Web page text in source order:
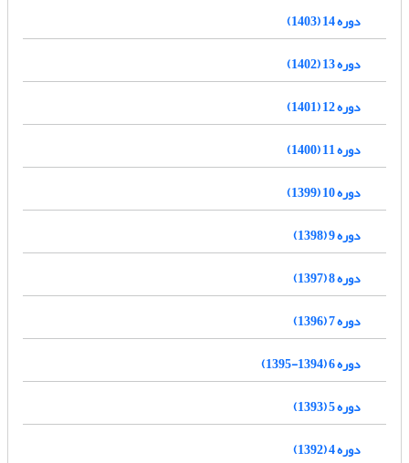
دوره 14 (1403)
دوره 13 (1402)
دوره 12 (1401)
دوره 11 (1400)
دوره 10 (1399)
دوره 9 (1398)
دوره 8 (1397)
دوره 7 (1396)
دوره 6 (1394-1395)
دوره 5 (1393)
دوره 4 (1392)